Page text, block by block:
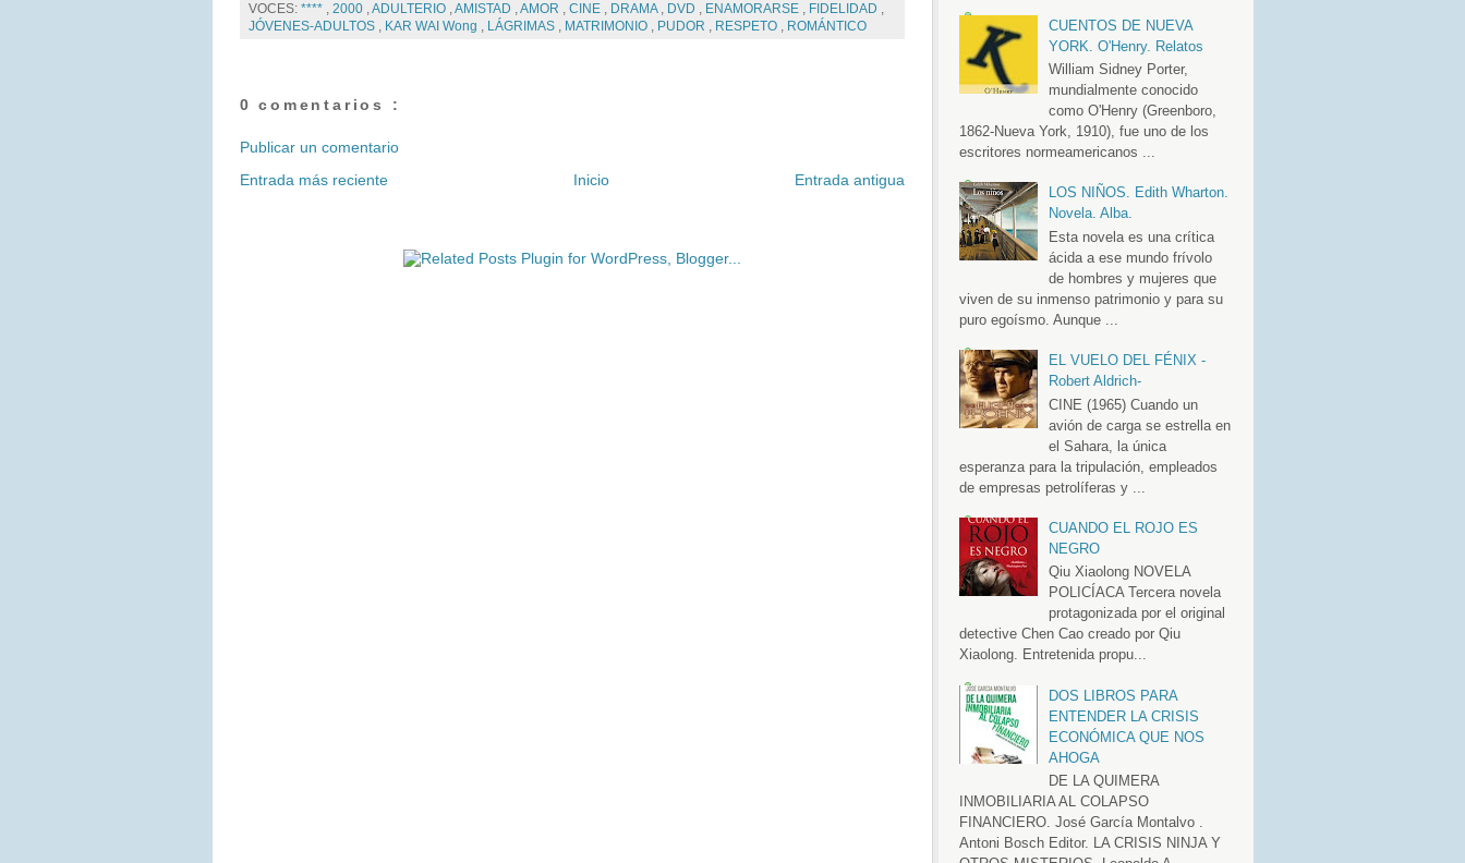
VOCES: **** , 2000 ,ADULTERIO ,AMISTAD ,AMOR , CINE , DRAMA , DVD , ENAMORARSE , FIDELIDAD ,
JÓVENES-ADULTOS , KAR WAI Wong , LÁGRIMAS , MATRIMONIO , PUDOR , RESPETO , ROMÁNTICO
0 comentarios :
Publicar un comentario
Entrada más reciente
Entrada antigua
Inicio
CUENTOS DE NUEVA
YORK. O'Henry. Relatos
William Sidney Porter,
mundialmente conocido
como O'Henry (Greenboro,
1862-Nueva York, 1910), fue uno de los
escritores normeamericanos ...
LOS NIÑOS. Edith Wharton.
Novela. Alba.
Esta novela es una crítica
ácida a ese mundo frívolo
de hombres y mujeres que
viven de su inmenso patrimonio y para su
puro egoísmo. Aunque ...
EL VUELO DEL FÉNIX -
Robert Aldrich-
CINE (1965) Cuando un
avión de carga se estrella en
el Sahara, la única
esperanza para la tripulación, empleados
de empresas petrolíferas y ...
CUANDO EL ROJO ES
NEGRO
Qiu Xiaolong NOVELA
POLICÍACA Tercera novela
protagonizada por el original
detective Chen Cao creado por Qiu
Xiaolong. Entretenida propu...
DOS LIBROS PARA
ENTENDER LA CRISIS
ECONÓMICA QUE NOS
AHOGA
DE LA QUIMERA
INMOBILIARIA AL COLAPSO
FINANCIERO. José García Montalvo .
Antoni Bosch Editor. LA CRISIS NINJA Y